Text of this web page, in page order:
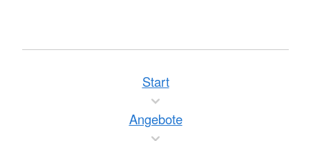
Start
Angebote